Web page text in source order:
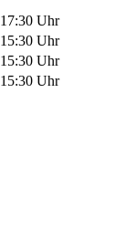
Uhr
Uhr
Uhr
Uhr